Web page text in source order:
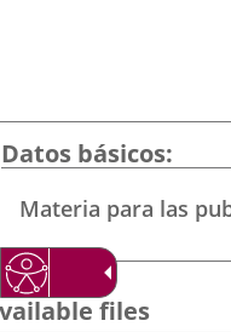
Datos básicos
Materia para las
files